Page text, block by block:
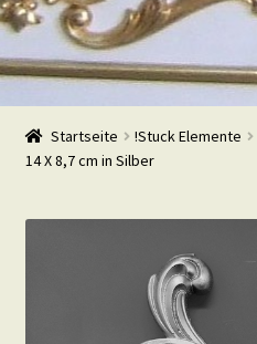
Navigation
Zum
Inhalt
Start
Shop
Warenkorb
Startseite !Stuck Elemente
14 X 8,7 cm in Silber